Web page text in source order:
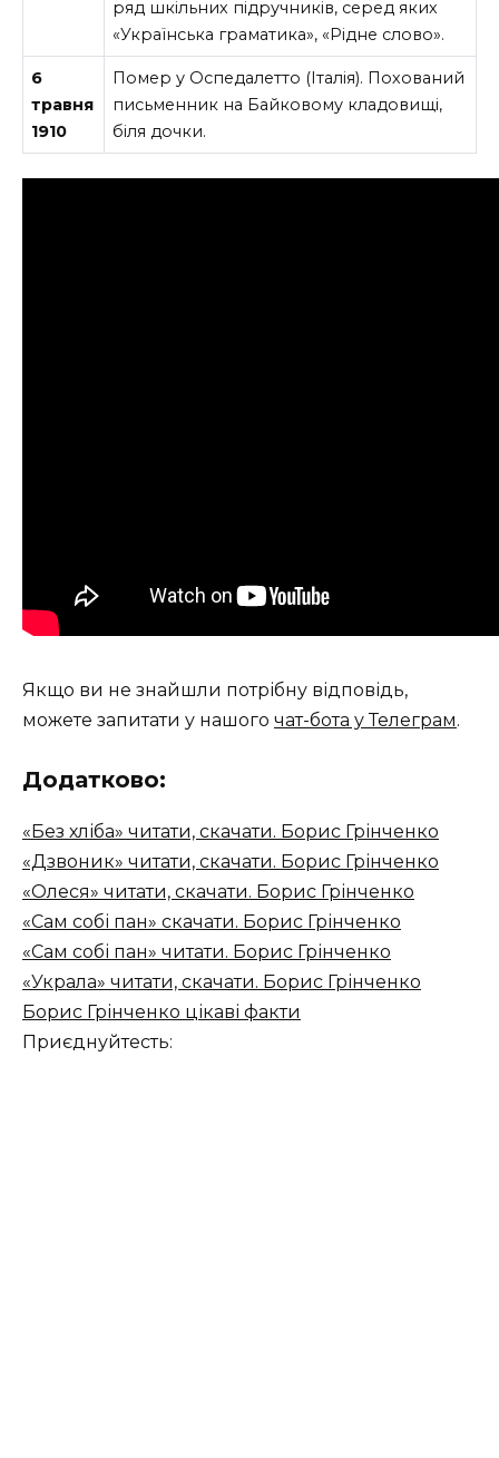
ряд шкільних підручників, серед яких
«Українська граматика», «Рідне слово».
6
травня
1910
Помер у Оспедалетто (Італія). Похований
письменник на Байковому кладовищі,
біля дочки.
Якщо ви не знайшли потрібну відповідь,
можете запитати у нашого чат-бота у Телеграм.
Додатково:
«Без хліба» читати, скачати. Борис Грінченко
«Дзвоник» читати, скачати. Борис Грінченко
«Олеся» читати, скачати. Борис Грінченко
«Сам собі пан» скачати. Борис Грінченко
«Сам собі пан» читати. Борис Грінченко
«Украла» читати, скачати. Борис Грінченко
Борис Грінченко цікаві факти
Приєднуйтесть: